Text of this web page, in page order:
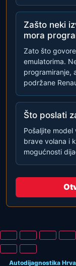
Zašto neki
mora
Zato što
emulatorima.
programiranje,
podržane
Što poslati
Pošaljite
brave volana i
mogućnosti
Autodijagnostika